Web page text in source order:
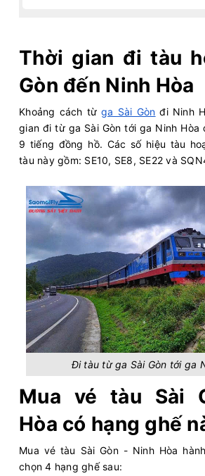
Thời gian đi tàu
Gòn đến Ninh Hòa
Khoảng cách từga Sài Gòn đi Ninh
gian đi từ ga Sài Gòn tới ga Ninh
9 tiếng đồng hồ. Các số hiệu tàu
tàu này gồm: SE10, SE8, SE22 và
Đi tàu từ ga Sài Gòn tới ga
Mua vé tàu Sài
Hòa có hạng ghế
Mua vé tàu Sài Gòn - Ninh Hòa
chọn 4 hạng ghế sau: